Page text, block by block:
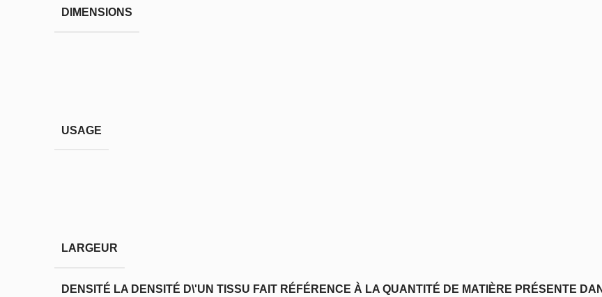
DIMENSIONS
USAGE
LARGEUR
DENSITÉ LA DENSITÉ D\'UN TISSU FAIT RÉFÉRENCE À LA QUANTITÉ DE MATIÈRE PRÉSENTE